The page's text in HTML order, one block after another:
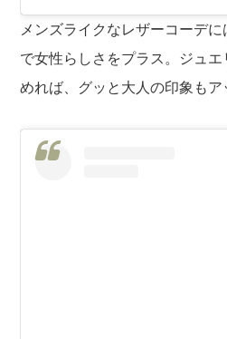
メンズライクなレザーコーデ
で女性らしさをプラス。ジュ
めれば、グッと大人の印象もア